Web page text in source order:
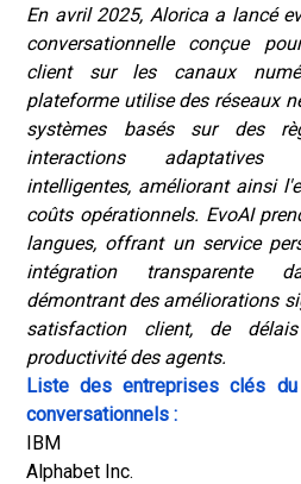
En avril 2025, Alorica a lancé
conversationnelle conçue
client sur les canaux
plateforme utilise des réseaux
systèmes basés sur des
interactions adaptatives
intelligentes, améliorant ainsi
coûts opérationnels. EvoAI
langues, offrant un service
intégration transparente
démontrant des améliorations
satisfaction client, de
productivité des agents.
Liste des entreprises clés
conversationnels :
IBM
Alphabet Inc.